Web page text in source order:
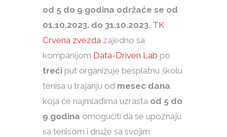
od 5 do 9 godina održaće se od
01.10.2023. do 31.10.2023. TK
Crvena zvezda zajedno sa
kompanijom Data-Driven Lab po
treći put organizuje besplatnu školu
tenisa u trajanju od mesec dana
koja će najmlađima uzrasta od 5 do
9 godina omogućiti da se upoznaju
sa tenisom i druže sa svojim